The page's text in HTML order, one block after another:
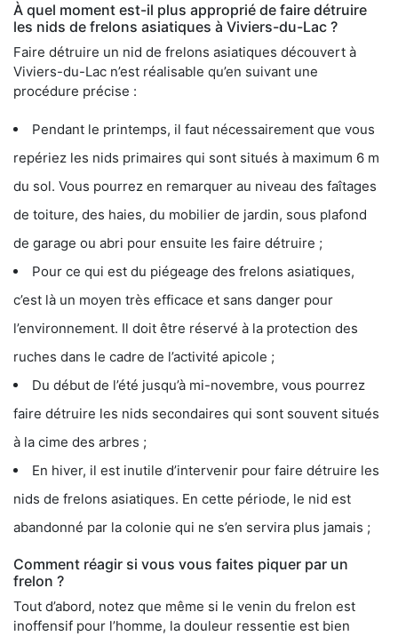
À quel moment est-il plus approprié de faire détruire
les nids de frelons asiatiques à Viviers-du-Lac ?
Faire détruire un nid de frelons asiatiques découvert à
Viviers-du-Lac n’est réalisable qu’en suivant une
procédure précise :
Pendant le printemps, il faut nécessairement que vous
repériez les nids primaires qui sont situés à maximum 6 m
du sol. Vous pourrez en remarquer au niveau des faîtages
de toiture, des haies, du mobilier de jardin, sous plafond
de garage ou abri pour ensuite les faire détruire ;
Pour ce qui est du piégeage des frelons asiatiques,
c’est là un moyen très efficace et sans danger pour
l’environnement. Il doit être réservé à la protection des
ruches dans le cadre de l’activité apicole ;
Du début de l’été jusqu’à mi-novembre, vous pourrez
faire détruire les nids secondaires qui sont souvent situés
à la cime des arbres ;
En hiver, il est inutile d’intervenir pour faire détruire les
nids de frelons asiatiques. En cette période, le nid est
abandonné par la colonie qui ne s’en servira plus jamais ;
Comment réagir si vous vous faites piquer par un
frelon ?
Tout d’abord, notez que même si le venin du frelon est
inoffensif pour l’homme, la douleur ressentie est bien